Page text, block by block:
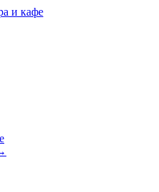
и кафе